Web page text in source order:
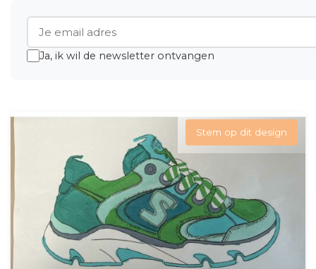
Email adres
Ja, ik wil de newsletter ontvangen
Stem op dit design